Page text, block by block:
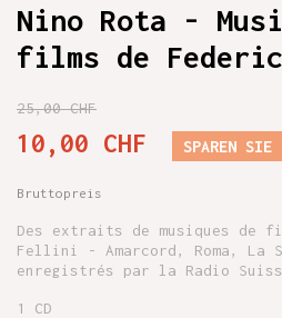
Nino Rota -
films de
25,00 CHF
10,00 CHF SPAREN
Bruttopreis
Des extraits de musiques de
Fellini - Amarcord, Roma, La
enregistrés par la Radio
1 CD